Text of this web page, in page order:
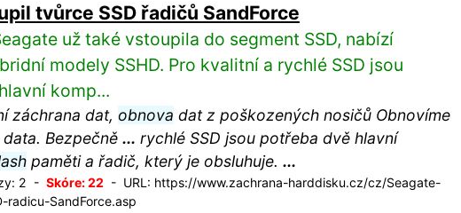
tvůrce SSD řadičů SandForce
už také vstoupila do segment SSD, nabízí
modely SSHD. Pro kvalitní a rychlé SSD jsou
komp...
záchrana dat, obnova dat z poškozených nosičů Obnovíme
Bezpečně ... rychlé SSD jsou potřeba dvě hlavní
paměti a řadič, který je obsluhuje. ...
2 - Skóre: 22- URL: https://www.zachrana-harddisku.cz/cz/Seagate-
radicu-SandForce.asp